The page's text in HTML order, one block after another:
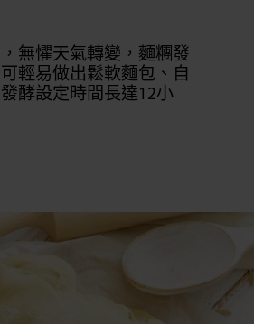
無懼天氣轉變，麵糰發
輕易做出鬆軟麵包、自
酵設定時間長達12小